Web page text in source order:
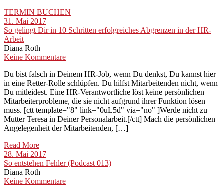
TERMIN BUCHEN
31. Mai 2017
So gelingt Dir in 10 Schritten erfolgreiches Abgrenzen in der HR-
Arbeit
Diana Roth
Keine Kommentare
Du bist falsch in Deinem HR-Job, wenn Du denkst, Du kannst hier
in eine Retter-Rolle schlüpfen. Du hilfst Mitarbeitenden nicht, wenn
Du mitleidest. Eine HR-Verantwortliche löst keine persönlichen
Mitarbeiterprobleme, die sie nicht aufgrund ihrer Funktion lösen
muss. [ctt template="8" link="0uL5d" via="no" ]Werde nicht zu
Mutter Teresa in Deiner Personalarbeit.[/ctt] Mach die persönlichen
Angelegenheit der Mitarbeitenden, […]
Read More
28. Mai 2017
So entstehen Fehler (Podcast 013)
Diana Roth
Keine Kommentare